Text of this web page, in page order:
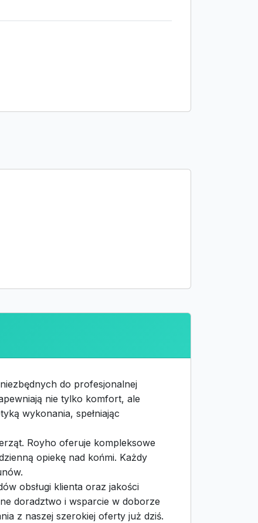
do profesjonalnej
nie tylko komfort, ale
wykonania, spełniając
Royho oferuje kompleksowe
opiekę nad końmi. Każdy
obsługi klienta oraz jakości
doradztwo i wsparcie w doborze
z naszej szerokiej oferty już dziś.